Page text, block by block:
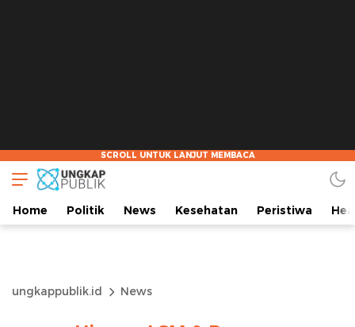
Home Politik News Kesehatan Peristiwa
ungkappublik.id News